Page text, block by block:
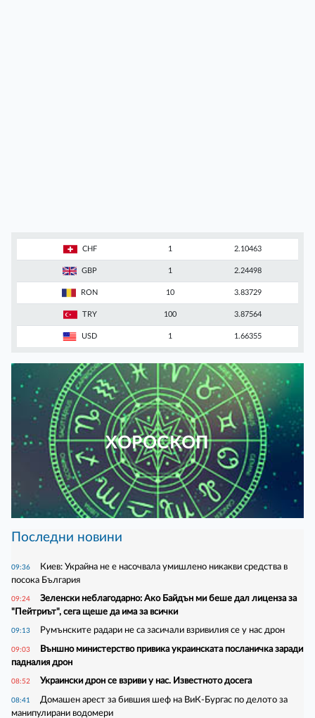
CHF 1 2.10463
GBP 1 2.24498
RON 10 3.83729
TRY 100 3.87564
USD 1 1.66355
ХОРОСКОП
Последни новини
09:36
Киев: Украйна не е насочвала умишлено никакви средства в
посока България
09:24
Зеленски неблагодарно: Ако Байдън ми беше дал лиценза за
"Пейтриът", сега щеше да има за всички
09:13 Румънските радари не са засичали взривилия се у нас дрон
09:03
Външно министерство привика украинската посланичка заради
падналия дрон
08:52 Украински дрон се взриви у нас. Известното досега
08:41
Домашен арест за бившия шеф на ВиК-Бургас по делото за
манипулирани водомери